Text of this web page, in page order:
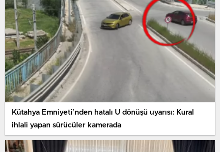
Kütahya Emniyeti’nden hatalı U dönüşü uyarısı: Kural
ihlali yapan sürücüler kamerada